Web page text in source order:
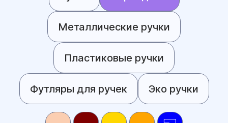
Металлические ручки
Пластиковые ручки
Футляры для ручек Эко ручки